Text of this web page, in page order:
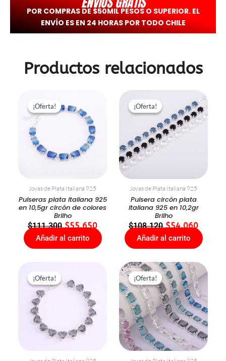
POR COMPRAS DE $50MIL PESOS O SUPERIOR. EL
ENVÍO ES EN 24 HORAS POR TODO CHILE
Productos relacionados
¡Oferta!
¡Oferta!
Joyas de Plata Italiana 925
Pulseras plata italiana 925
en 10,5gr circón de colores
Brilho
$111.300
precio
original
$111.300.
$55.650
Añadir al carrito
¡Oferta!
¡Oferta!
Joyas de Plata Italiana 925
Pulsera circón plata
italiana 925 en 10,2gr
Brilho
$108.120
precio
original
era:
$108.120.
$54.060
El
precio
actual
es:
Añadir al carrito
¡Oferta!
¡Oferta!
original
$149.460.
precio
actual
$74.730.
¡Oferta!
¡Oferta!
El
precio
original
era:
$167.480.
El
precio
actual
es: